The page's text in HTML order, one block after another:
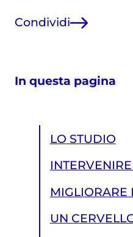
Condividi
In questa pagina
LO STUDIO
MIGLIORARE
UN